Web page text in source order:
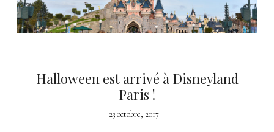
Halloween est arrivé à Disneyland
Paris !
23 octobre, 2017